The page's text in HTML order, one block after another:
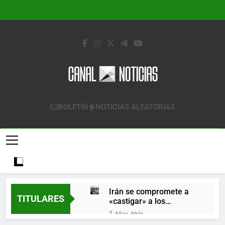
Canal Noticias
Canal Noticias
BOLETÍN NOTICIAS ALEATORIAS
TITULARES
Irán se compromete a
«castigar» a los
responsables de
derribar un avión
7 Años Atrás